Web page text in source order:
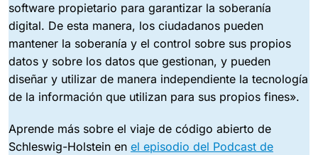
software propietario para garantizar la soberanía
digital. De esta manera, los ciudadanos pueden
mantener la soberanía y el control sobre sus propios
datos y sobre los datos que gestionan, y pueden
diseñar y utilizar de manera independiente la tecnología
de la información que utilizan para sus propios fines».
Aprende más sobre el viaje de código abierto de
Schleswig-Holstein en el episodio del Podcast de